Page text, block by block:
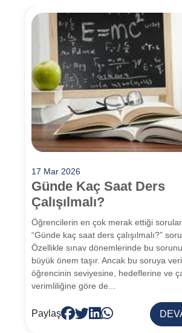
17 Mar 2026
Günde Kaç Saat Ders
Çalışılmalı?
Öğrencilerin en çok merak ettiği
“Günde kaç saat ders çalışılmalı?”
Özellikle sınav dönemlerinde bu
büyük önem taşır. Ancak bu soruya
öğrencinin seviyesine, hedeflerine ve
verimliliğine göre de...
Paylaş